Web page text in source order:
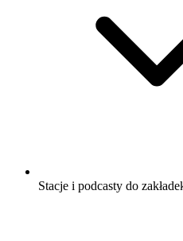
Stacje i podcasty do